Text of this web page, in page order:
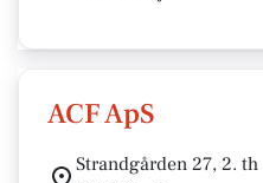
ACF ApS
Strandgården 27, 2. th